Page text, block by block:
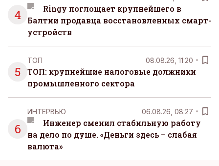
4
Ringy поглощает крупнейшего в
Балтии продавца восстановленных смарт-
устройств
5
ТОП 08.08.26, 11:20
ТОП: крупнейшие налоговые должники
промышленного сектора
6
ИНТЕРВЬЮ 06.08.26, 08:27
Инженер сменил стабильную работу
на дело по душе. «Деньги здесь – слабая
валюта»